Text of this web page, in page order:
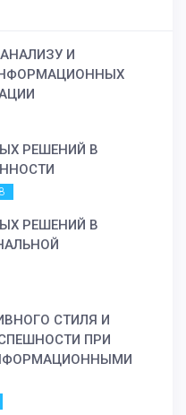
И
РЕШЕНИЙ В
РЕШЕНИЙ В
СТИЛЯ И
ПРИ